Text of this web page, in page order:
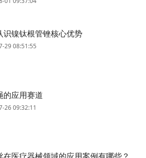
识镍钛根管锉核心优势
29 08:51:55
的应用赛道
26 09:32:11